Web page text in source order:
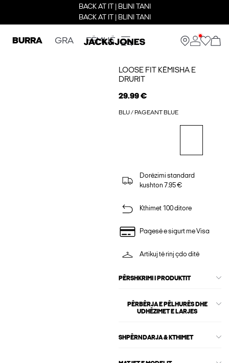
BACK AT IT | BLINI TANI
BACK AT IT | BLINI TANI
BURRA GRA FËMIJË
LOOSE FIT KËMISHA E
DRURIT
29.99 €
BLU / PAGEANT BLUE
Dorëzimi standard
kushton 7.95 €
Kthimet 100 ditore
Pagesë e sigurt me Visa
Artikuj të rinj çdo ditë
PËRSHKRIMI I PRODUKTIT
PËRBËRJA E PËLHURËS DHE
UDHËZIMET E LARJES
SHPËRNDARJA & KTHIMET